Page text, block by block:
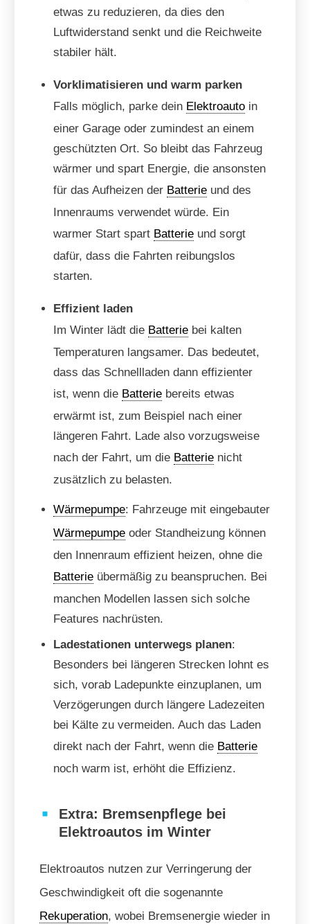
etwas zu reduzieren, da dies den
Luftwiderstand senkt und die Reichweite
stabiler hält.
Vorklimatisieren und warm parken
Falls möglich, parke dein Elektroauto in
einer Garage oder zumindest an einem
geschützten Ort. So bleibt das Fahrzeug
wärmer und spart Energie, die ansonsten
für das Aufheizen der Batterie und des
Innenraums verwendet würde. Ein
warmer Start spart Batterie und sorgt
dafür, dass die Fahrten reibungslos
starten.
Effizient laden
Im Winter lädt die Batterie bei kalten
Temperaturen langsamer. Das bedeutet,
dass das Schnellladen dann effizienter
ist, wenn die Batterie bereits etwas
erwärmt ist, zum Beispiel nach einer
längeren Fahrt. Lade also vorzugsweise
nach der Fahrt, um die Batterie nicht
zusätzlich zu belasten.
Wärmepumpe: Fahrzeuge mit eingebauter
Wärmepumpe oder Standheizung können
den Innenraum effizient heizen, ohne die
Batterie übermäßig zu beanspruchen. Bei
manchen Modellen lassen sich solche
Features nachrüsten.
Ladestationen unterwegs planen:
Besonders bei längeren Strecken lohnt es
sich, vorab Ladepunkte einzuplanen, um
Verzögerungen durch längere Ladezeiten
bei Kälte zu vermeiden. Auch das Laden
direkt nach der Fahrt, wenn die Batterie
noch warm ist, erhöht die Effizienz.
Extra: Bremsenpflege bei
Elektroautos im Winter
Elektroautos nutzen zur Verringerung der
Geschwindigkeit oft die sogenannte
Rekuperation, wobei Bremsenergie wieder in